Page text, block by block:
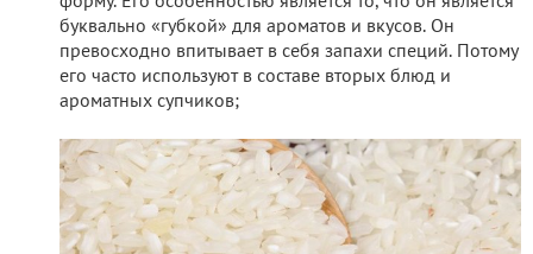
буквально «губкой» для ароматов и вкусов. Он
превосходно впитывает в себя запахи специй. Потому
его часто используют в составе вторых блюд и
ароматных супчиков;